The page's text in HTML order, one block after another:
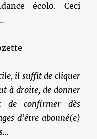
écolo. Ceci
il suffit de cliquer
à droite, de donner
de confirmer dès
d’être abonné(e)